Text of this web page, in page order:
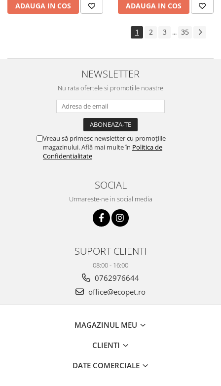
ADAUGA IN COS ADAUGA IN COS
1 2 3 ... 35
NEWSLETTER
Nu rata ofertele si promotiile noastre
Vreau să primesc newsletter cu promoțiile
magazinului. Află mai multe în Politica de
Confidentialitate
SOCIAL
Urmareste-ne in social media
SUPORT CLIENTI
08:00 - 16:00
0762976644
office@ecopet.ro
MAGAZINUL MEU
CLIENTI
DATE COMERCIALE